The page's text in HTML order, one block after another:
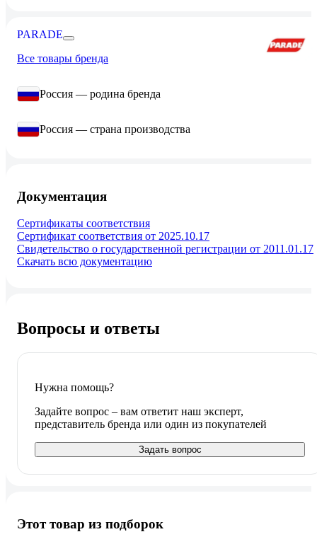
PARADE
Все товары бренда
Россия — родина бренда
Россия — страна производства
Документация
Сертификаты соответствия
Сертификат соответствия от 2025.10.17
Свидетельство о государственной регистрации от 2011.01.17
Скачать всю документацию
Вопросы и ответы
Нужна помощь?
Задайте вопрос – вам ответит наш эксперт,
представитель бренда или один из покупателей
Задать вопрос
Этот товар из подборок